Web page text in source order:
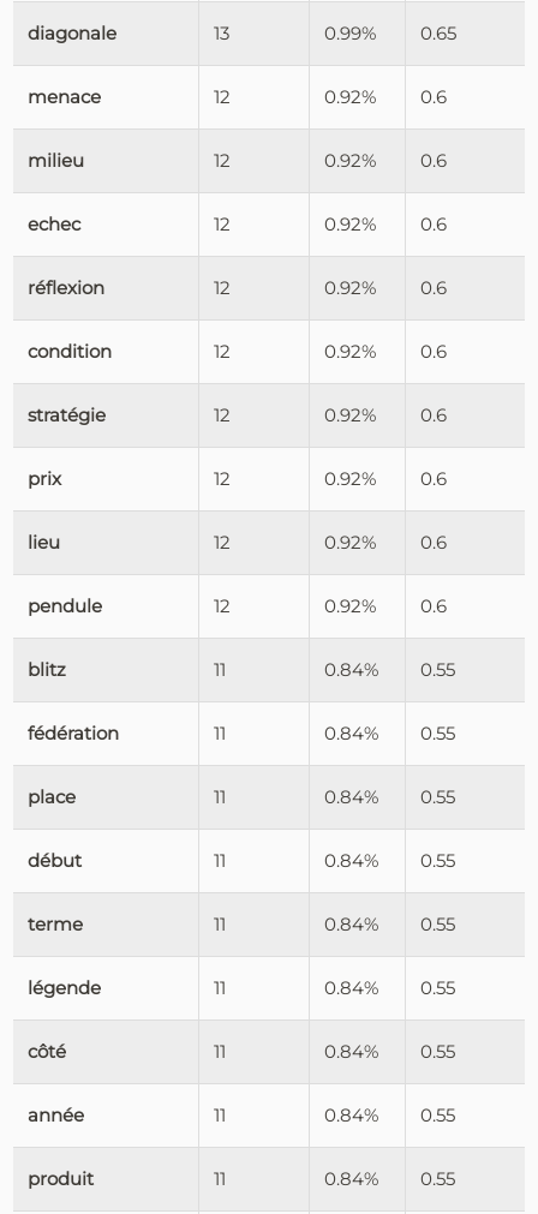
diagonale 13 0.99% 0.65
menace 12 0.92% 0.6
milieu 12 0.92% 0.6
echec 12 0.92% 0.6
réflexion 12 0.92% 0.6
condition 12 0.92% 0.6
stratégie 12 0.92% 0.6
prix 12 0.92% 0.6
lieu 12 0.92% 0.6
pendule 12 0.92% 0.6
blitz 11 0.84% 0.55
fédération 11 0.84% 0.55
place 11 0.84% 0.55
début 11 0.84% 0.55
terme 11 0.84% 0.55
légende 11 0.84% 0.55
côté 11 0.84% 0.55
année 11 0.84% 0.55
produit 11 0.84% 0.55